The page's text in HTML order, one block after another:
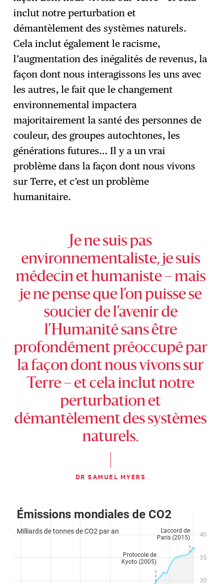
inclut notre perturbation et
démantèlement des systèmes naturels.
Cela inclut également le racisme,
l’augmentation des inégalités de revenus, la
façon dont nous interagissons les uns avec
les autres, le fait que le changement
environnemental impactera
majoritairement la santé des personnes de
couleur, des groupes autochtones, les
générations futures… Il y a un vrai
problème dans la façon dont nous vivons
sur Terre, et c’est un problème
humanitaire.
Je ne suis pas
environnementaliste, je suis
médecin et humaniste – mais
je ne pense que l’on puisse se
soucier de l’avenir de
l’Humanité sans être
profondément préoccupé par
la façon dont nous vivons sur
Terre – et cela inclut notre
perturbation et
démantèlement des systèmes
naturels.
DR SAMUEL MYERS